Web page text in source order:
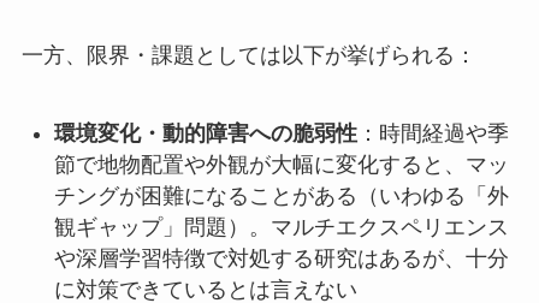
一方、限界・課題としては以下が挙げられる：
環境変化・動的障害への脆弱性：時間経過や季
節で地物配置や外観が大幅に変化すると、マッ
チングが困難になることがある（いわゆる「外
観ギャップ」問題）。マルチエクスペリエンス
や深層学習特徴で対処する研究はあるが、十分
に対策できているとは言えない